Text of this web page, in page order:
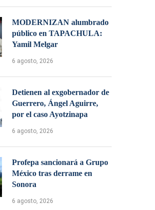
MODERNIZAN alumbrado
público en TAPACHULA:
Yamil Melgar
6 agosto, 2026
Detienen al exgobernador de
Guerrero, Ángel Aguirre,
por el caso Ayotzinapa
6 agosto, 2026
Profepa sancionará a Grupo
México tras derrame en
Sonora
6 agosto, 2026